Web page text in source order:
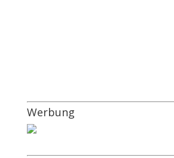
Werbung